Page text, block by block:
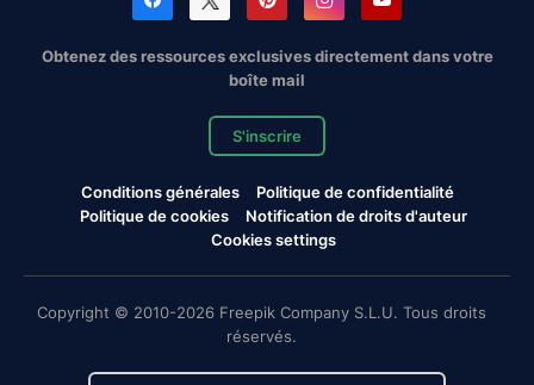
Obtenez des ressources exclusives directement dans votre
boîte mail
S'inscrire
Conditions générales
Politique de confidentialité
Politique de cookies
Notification de droits d'auteur
Cookies settings
Copyright © 2010-2026 Freepik Company S.L.U. Tous droits
réservés.